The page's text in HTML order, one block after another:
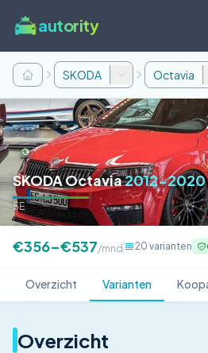
autority
SKODA Octavia
SKODA Octavia2012-2020
5E
€356–€537/mnd 20 varianten
Overzicht Varianten
Overzicht